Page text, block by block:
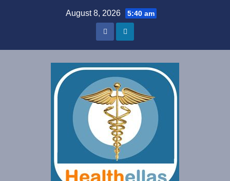
August 8, 2026 5:40 am